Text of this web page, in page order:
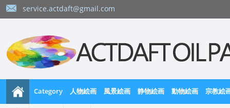
service.actdaft@gmail.com
Category 人物絵画 風景絵画 静物絵画 動物絵画 宗教絵